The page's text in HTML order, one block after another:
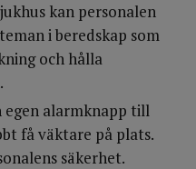
kan personalen
i beredskap som
och hålla
egen alarmknapp till
få väktare på plats.
säkerhet.